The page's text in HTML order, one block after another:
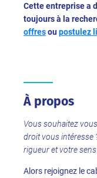
Cette entreprise a
toujours à la
offresoupostulez
À propos
Vous souhaitez
droit vous intéresse
rigueur et votre
Alors rejoignez le